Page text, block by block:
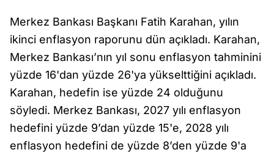
Merkez Bankası Başkanı Fatih Karahan, yılın
ikinci enflasyon raporunu dün açıkladı. Karahan,
Merkez Bankası’nın yıl sonu enflasyon tahminini
yüzde 16'dan yüzde 26'ya yükselttiğini açıkladı.
Karahan, hedefin ise yüzde 24 olduğunu
söyledi. Merkez Bankası, 2027 yılı enflasyon
hedefini yüzde 9’dan yüzde 15'e, 2028 yılı
enflasyon hedefini de yüzde 8’den yüzde 9'a